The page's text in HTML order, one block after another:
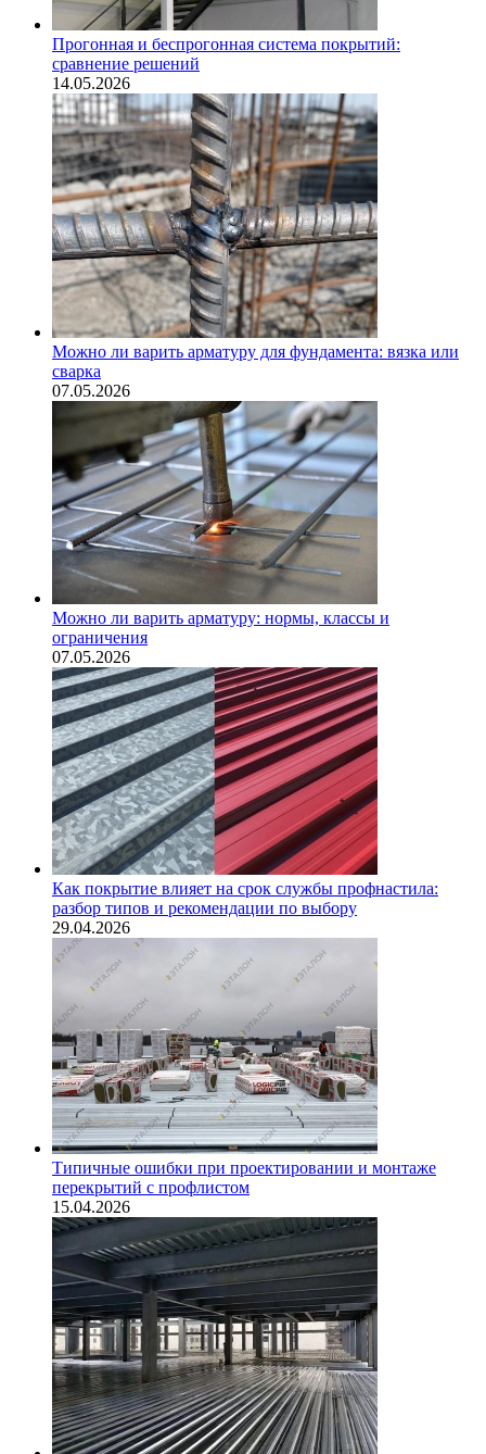
Прогонная и беспрогонная система покрытий:
сравнение решений
14.05.2026
Можно ли варить арматуру для фундамента: вязка или
сварка
07.05.2026
Можно ли варить арматуру: нормы, классы и
ограничения
07.05.2026
Как покрытие влияет на срок службы профнастила:
разбор типов и рекомендации по выбору
29.04.2026
Типичные ошибки при проектировании и монтаже
перекрытий с профлистом
15.04.2026